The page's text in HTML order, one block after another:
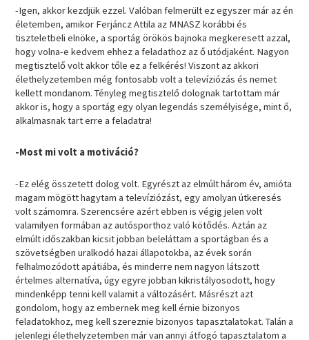
-Igen, akkor kezdjük ezzel. Valóban felmerült ez egyszer már az én
életemben, amikor Ferjáncz Attila az MNASZ korábbi és
tiszteletbeli elnöke, a sportág örökös bajnoka megkeresett azzal,
hogy volna-e kedvem ehhez a feladathoz az ő utódjaként. Nagyon
megtisztelő volt akkor tőle ez a felkérés! Viszont az akkori
élethelyzetemben még fontosabb volt a televíziózás és nemet
kellett mondanom. Tényleg megtisztelő dolognak tartottam már
akkor is, hogy a sportág egy olyan legendás személyisége, mint ő,
alkalmasnak tart erre a feladatra!
-Most mi volt a motiváció?
-Ez elég összetett dolog volt. Egyrészt az elmúlt három év, amióta
magam mögött hagytam a televíziózást, egy amolyan útkeresés
volt számomra. Szerencsére azért ebben is végig jelen volt
valamilyen formában az autósporthoz való kötődés. Aztán az
elmúlt időszakban kicsit jobban beleláttam a sportágban és a
szövetségben uralkodó hazai állapotokba, az évek során
felhalmozódott apátiába, és minderre nem nagyon látszott
értelmes alternatíva, úgy egyre jobban kikristályosodott, hogy
mindenképp tenni kell valamit a változásért. Másrészt azt
gondolom, hogy az embernek meg kell érnie bizonyos
feladatokhoz, meg kell szereznie bizonyos tapasztalatokat. Talán a
jelenlegi élethelyzetemben már van annyi átfogó tapasztalatom a